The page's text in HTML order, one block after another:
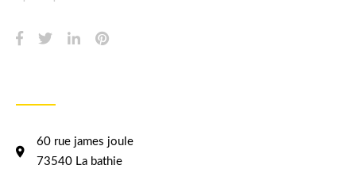
60 rue james joule
73540 La bathie